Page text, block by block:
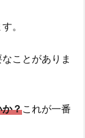
。
ことがありま
か？これが一番